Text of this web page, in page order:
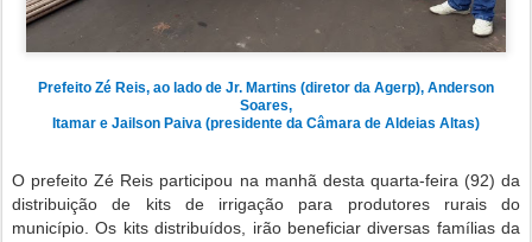
Prefeito Zé Reis, ao lado de Jr. Martins (diretor da Agerp), Anderson
Soares,
Itamar e Jailson Paiva (presidente da Câmara de Aldeias Altas)
O prefeito Zé Reis participou na manhã desta quarta-feira (92) da
distribuição de kits de irrigação para produtores rurais do
município. Os kits distribuídos, irão beneficiar diversas famílias da